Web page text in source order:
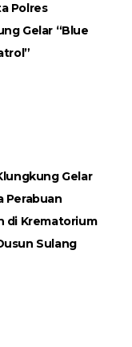
Polres
Gelar “Blue
Gelar
Perabuan
di Krematorium
Sulang